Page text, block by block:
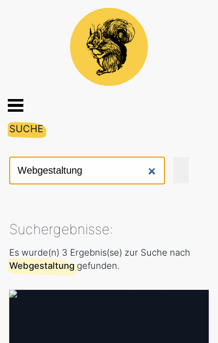
SUCHE
Suchergebnisse:
Es wurde(n) 3 Ergebnis(se) zur Suche nach
Webgestaltunggefunden.